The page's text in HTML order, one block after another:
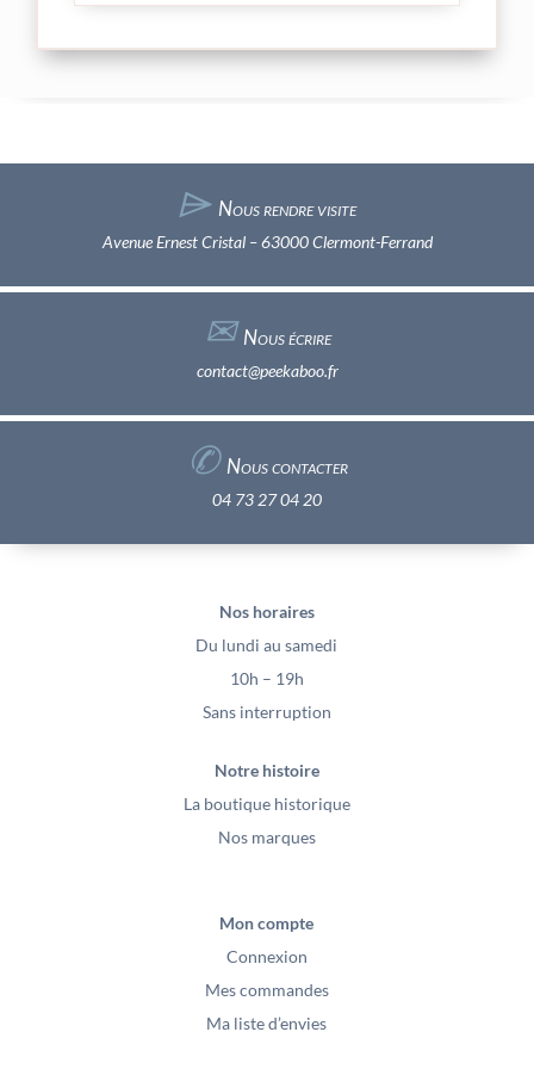
⌲ Nous rendre visite
Avenue Ernest Cristal – 63000 Clermont-Ferrand
✉︎Nous écrire
contact@peekaboo.fr
✆ Nous contacter
04 73 27 04 20
Nos horaires
Du lundi au samedi
10h – 19h
Sans interruption
Notre histoire
La boutique historique
Nos marques
Mon compte
Connexion
Mes commandes
Ma liste d’envies